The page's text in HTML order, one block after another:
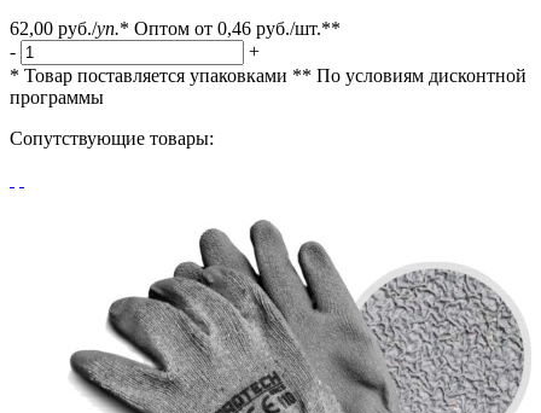
62,00 руб./уп.* Оптом от 0,46 руб./шт.**
-
+
* Товар поставляется упаковками ** По условиям дисконтной
программы
Сопутствующие товары: